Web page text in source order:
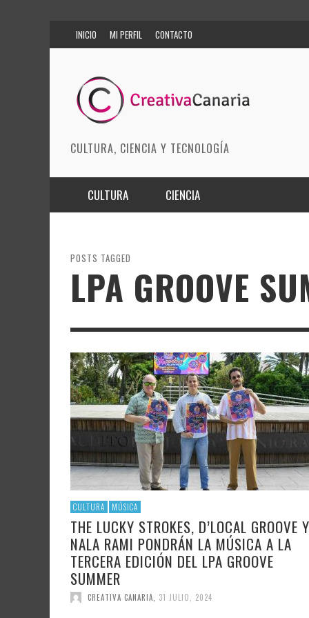
INICIO MI PERFIL CONTACTO
CULTURA, CIENCIA Y TECNOLOGÍA
CULTURA
ARTES ESCÉNICAS
MODA
AUDIOVISUAL
POLÍTICA CULTURAL
FOTOGRAFÍA Y ARTES PLÁSTICAS
SAMIR DELGADO
ARTE
LIBRE
CIENCIA
INNOVACIÓN
CIENCIAS DE LA TIERRA
POLÍTICA CIENTÍFICA
MATEMÁTICAS, FÍSICA Y QUÍMICA
CIENCIAS SOCIALES
POSTS TAGGED
LPA GROOVE
CULTURA MÚSICA
THE LUCKY STROKES, D’LOCAL GROOVE Y
NALA RAMI PONDRÁN LA MÚSICA A LA
TERCERA EDICIÓN DEL LPA GROOVE
SUMMER
CREATIVA CANARIA 31 JULIO, 2024